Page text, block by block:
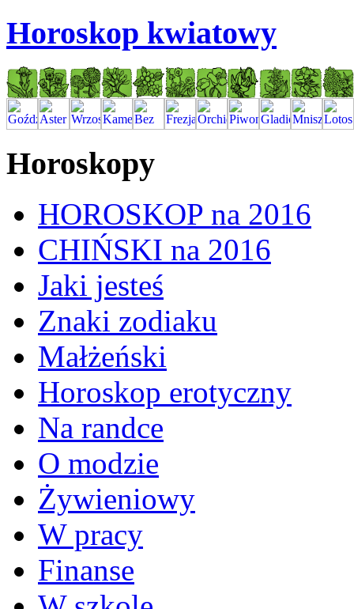
Horoskop kwiatowy
Horoskopy
HOROSKOP na 2016
CHIŃSKI na 2016
Jaki jesteś
Znaki zodiaku
Małżeński
Horoskop erotyczny
Na randce
O modzie
Żywieniowy
W pracy
Finanse